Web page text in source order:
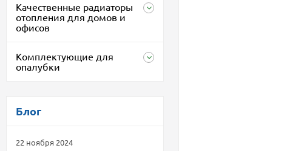
Качественные радиаторы
отопления для домов и
офисов
Комплектующие для
опалубки
Блог
22 ноября 2024